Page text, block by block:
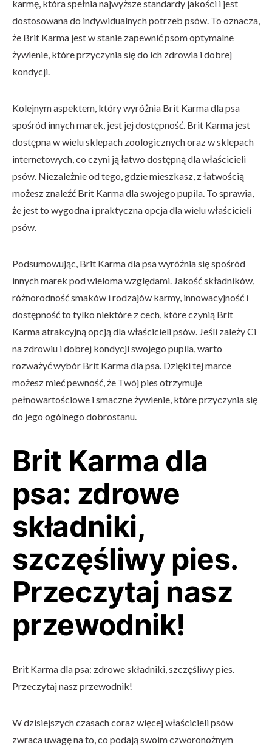
karmę, która spełnia najwyższe standardy jakości i jest
dostosowana do indywidualnych potrzeb psów. To oznacza,
że ​​Brit Karma jest w stanie zapewnić psom optymalne
żywienie, które przyczynia się do ich zdrowia i dobrej
kondycji.
Kolejnym aspektem, który wyróżnia Brit Karma dla psa
spośród innych marek, jest jej dostępność. Brit Karma jest
dostępna w wielu sklepach zoologicznych oraz w sklepach
internetowych, co czyni ją łatwo dostępną dla właścicieli
psów. Niezależnie od tego, gdzie mieszkasz, z łatwością
możesz znaleźć Brit Karma dla swojego pupila. To sprawia,
że ​​jest to wygodna i praktyczna opcja dla wielu właścicieli
psów.
Podsumowując, Brit Karma dla psa wyróżnia się spośród
innych marek pod wieloma względami. Jakość składników,
różnorodność smaków i rodzajów karmy, innowacyjność i
dostępność to tylko niektóre z cech, które czynią Brit
Karma atrakcyjną opcją dla właścicieli psów. Jeśli zależy Ci
na zdrowiu i dobrej kondycji swojego pupila, warto
rozważyć wybór Brit Karma dla psa. Dzięki tej marce
możesz mieć pewność, że Twój pies otrzymuje
pełnowartościowe i smaczne żywienie, które przyczynia się
do jego ogólnego dobrostanu.
Brit Karma dla
psa: zdrowe
składniki,
szczęśliwy pies.
Przeczytaj nasz
przewodnik!
Brit Karma dla psa: zdrowe składniki, szczęśliwy pies.
Przeczytaj nasz przewodnik!
W dzisiejszych czasach coraz więcej właścicieli psów
zwraca uwagę na to, co podają swoim czworonożnym